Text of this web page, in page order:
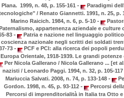
Plana. 1999, n. 48, p. 155-161 -
Paradigmi
/ Renato Giannetti. 1991, n. 25, p.
Marino Raicich. 1984, n. 6, p. 5-10 -
appartenenza aziendale e
83 -
Patria e nazione nel linguaggio
coscienza nazionale negli scritti dei soldati
73 -
PCF e PCI: alla ricerca dei popoli
Europa Orientale, 1918-1939. Le grandi
Per Nicola Gallerano / Nicola Gallerano ... [et
nazisti / Leonardo Paggi. 1994, n. 32, p. 105-117
Mariuccia Salvati. 2008, n. 74, p. 133-148 -
Gordon. 1998, n. 45, p. 93-112 -
Percorsi
Percorsi di imprenditorialità in Italia tra Otto e